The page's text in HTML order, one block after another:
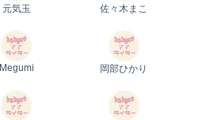
元気玉 佐々木まこ
Megumi 岡部ひかり